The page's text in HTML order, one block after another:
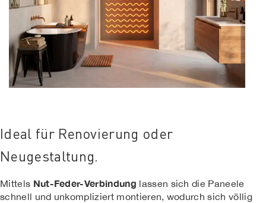
Ideal für Renovierung oder
Neugestaltung.
Mittels Nut-Feder-Verbindung lassen sich die Paneele
schnell und unkompliziert montieren, wodurch sich völlig